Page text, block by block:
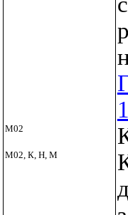
М02
М02, К, Н, М